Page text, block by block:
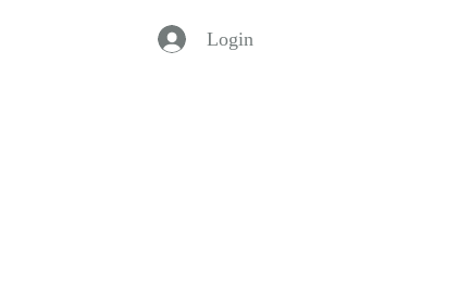
Login